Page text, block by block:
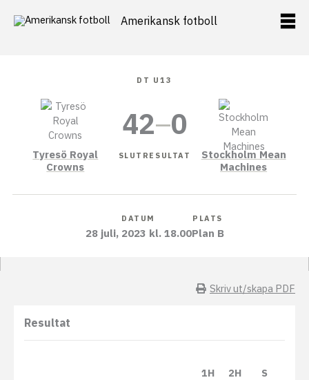
Amerikansk fotboll
DT U13
Tyresö Royal
Crowns
42–0
SLUTRESULTAT
Stockholm Mean
Machines
DATUM
28 juli, 2023 kl. 18.00
PLATS
Plan B
Skriv ut/skapa PDF
Resultat
1H 2H S